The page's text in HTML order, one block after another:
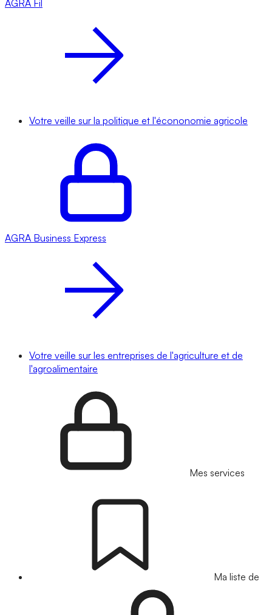
AGRA Fil
Votre veille sur la politique et l'écononomie agricole
AGRA Business Express
Votre veille sur les entreprises de l'agriculture et de
l'agroalimentaire
Mes services
Ma liste de